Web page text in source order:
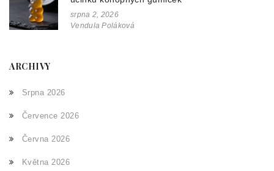
srpna 2, 2026
Vendula Poláková
ARCHIVY
Srpna 2026
Července 2026
Června 2026
Května 2026